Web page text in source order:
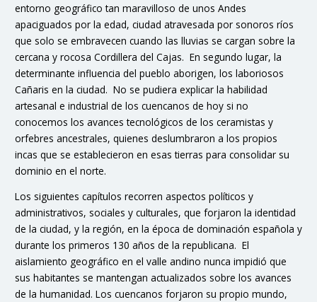
entorno geográfico tan maravilloso de unos Andes
apaciguados por la edad, ciudad atravesada por sonoros ríos
que solo se embravecen cuando las lluvias se cargan sobre la
cercana y rocosa Cordillera del Cajas. En segundo lugar, la
determinante influencia del pueblo aborigen, los laboriosos
Cañaris en la ciudad. No se pudiera explicar la habilidad
artesanal e industrial de los cuencanos de hoy si no
conocemos los avances tecnológicos de los ceramistas y
orfebres ancestrales, quienes deslumbraron a los propios
incas que se establecieron en esas tierras para consolidar su
dominio en el norte.
Los siguientes capítulos recorren aspectos políticos y
administrativos, sociales y culturales, que forjaron la identidad
de la ciudad, y la región, en la época de dominación española y
durante los primeros 130 años de la republicana. El
aislamiento geográfico en el valle andino nunca impidió que
sus habitantes se mantengan actualizados sobre los avances
de la humanidad. Los cuencanos forjaron su propio mundo,